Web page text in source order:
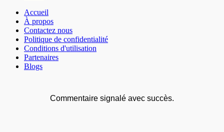
Accueil
À propos
Contactez nous
Politique de confidentialité
Conditions d'utilisation
Partenaires
Blogs
Commentaire signalé avec succès.